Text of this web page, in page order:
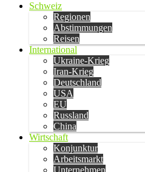
Schweiz
Regionen
Abstimmungen
Reisen
International
Ukraine-Krieg
Iran-Krieg
Deutschland
USA
EU
Russland
China
Wirtschaft
Konjunktur
Arbeitsmarkt
Unternehmen